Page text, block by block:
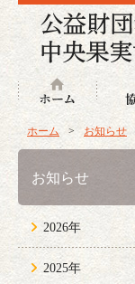
ホーム > お知らせ
お知らせ
2026年
2025年